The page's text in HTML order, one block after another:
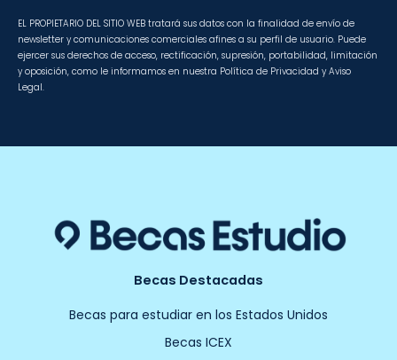
EL PROPIETARIO DEL SITIO WEB tratará sus datos con la finalidad de envío de
newsletter y comunicaciones comerciales afines a su perfil de usuario. Puede
ejercer sus derechos de acceso, rectificación, supresión, portabilidad, limitación
y oposición, como le informamos en nuestra Política de Privacidad y Aviso
Legal.
Becas Destacadas
Becas para estudiar en los Estados Unidos
Becas ICEX